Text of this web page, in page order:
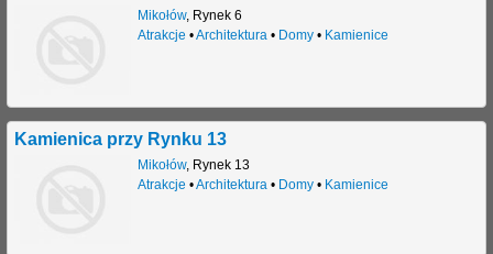
Mikołów, Rynek 6
Atrakcje •Architektura • Domy• Kamienice
Kamienica przy Rynku 13
Mikołów, Rynek 13
Atrakcje •Architektura • Domy• Kamienice